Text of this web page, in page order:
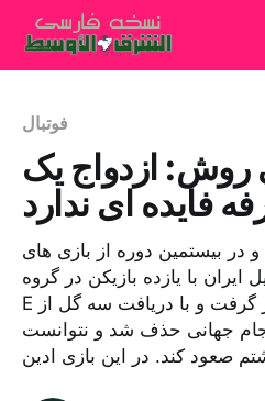
فوتبال
ازدواج یک
فایده ای ندارد
شب چهارم تیر ماه ۱۳۹۳ و در بیستمین دوره از بازی های
ایران با یازده بازیکن در گروه
E در مقابل بوسنی قرار گرفت و با دریافت سه گل از
جهانی حذف شد و نتوانست